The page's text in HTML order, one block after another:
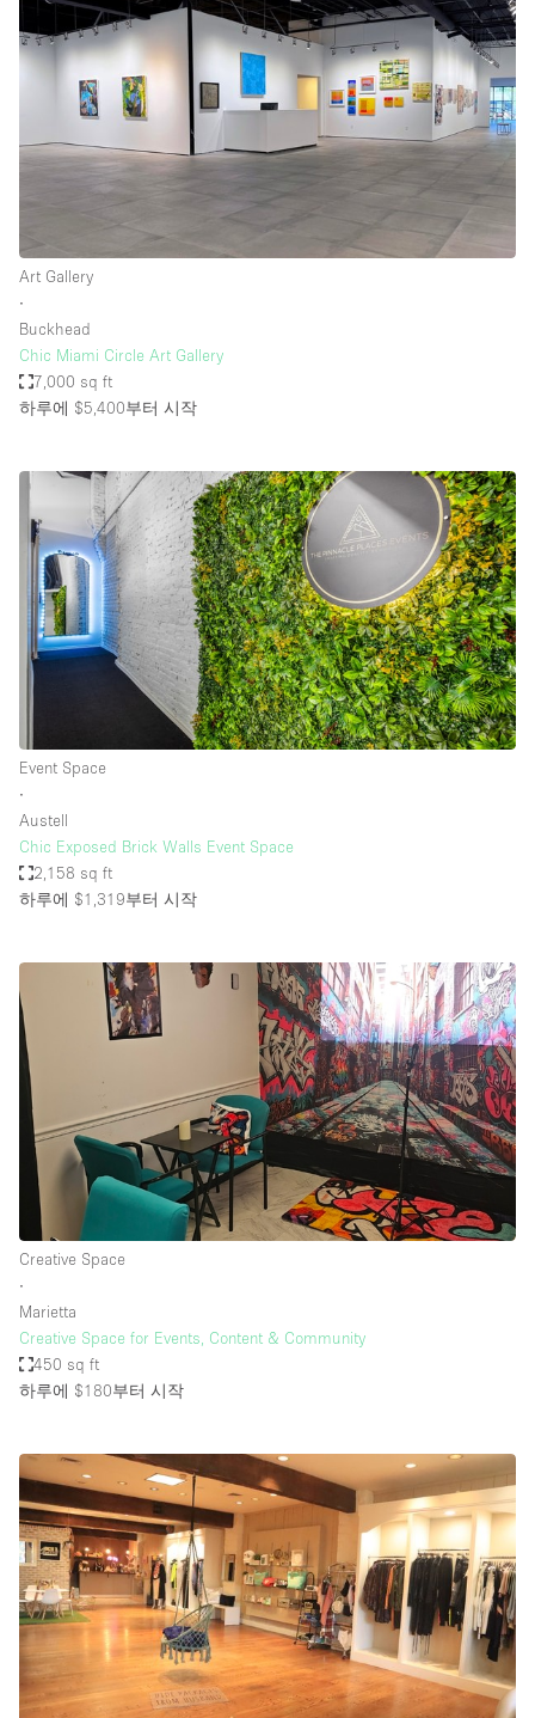
Art Gallery
∙
Buckhead
Chic Miami Circle Art Gallery
7,000 sq ft
하루에 $5,400부터 시작
Event Space
∙
Austell
Chic Exposed Brick Walls Event Space
2,158 sq ft
하루에 $1,319부터 시작
Creative Space
∙
Marietta
Creative Space for Events, Content & Community
450 sq ft
하루에 $180부터 시작